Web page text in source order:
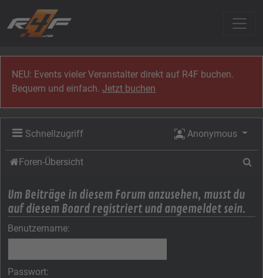
NEU: Events vieler Veranstalter direkt auf R4F buchen.
Bequem und einfach.Jetzt buchen
Schnellzugriff Anonymous
Foren-Übersicht
Um Beiträge in diesem Forum anzusehen, musst du
auf diesem Board registriert und angemeldet sein.
Benutzername:
Passwort: